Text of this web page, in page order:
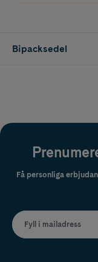
Bipacksedel
Få personliga
Fyll i mailadress